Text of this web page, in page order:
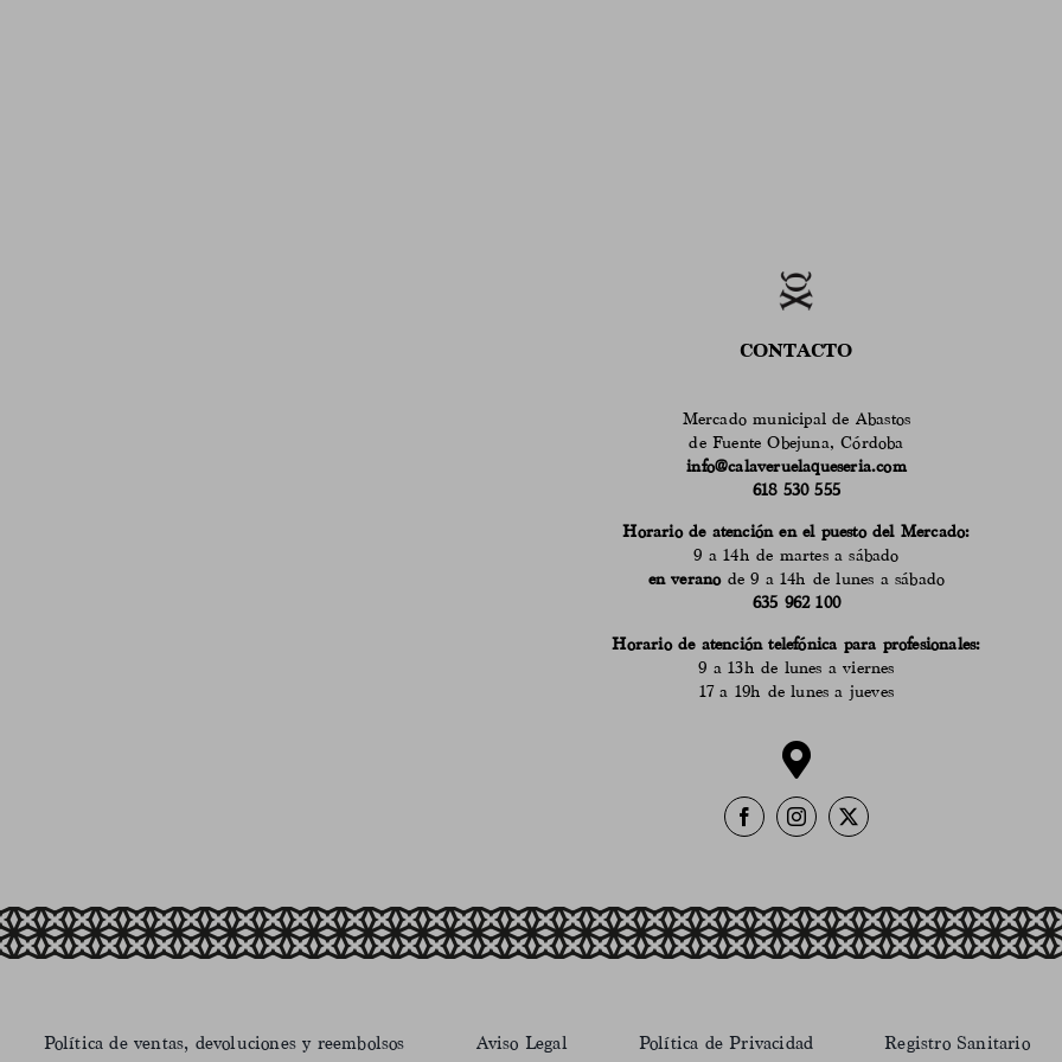
CONTACTO
Mercado municipal de Abastos
de Fuente Obejuna, Córdoba
info@calaveruelaqueseria.com
618 530 555
Horario de atención en el puesto del Mercado:
9 a 14h de martes a sábado
en veranode 9 a 14h de lunes a sábado
635 962 100
Horario de atención telefónica para profesionales:
9 a 13h de lunes a viernes
17 a 19h de lunes a jueves
Política de ventas, devoluciones y reembolsos Aviso Legal Política de Privacidad Registro Sanitario